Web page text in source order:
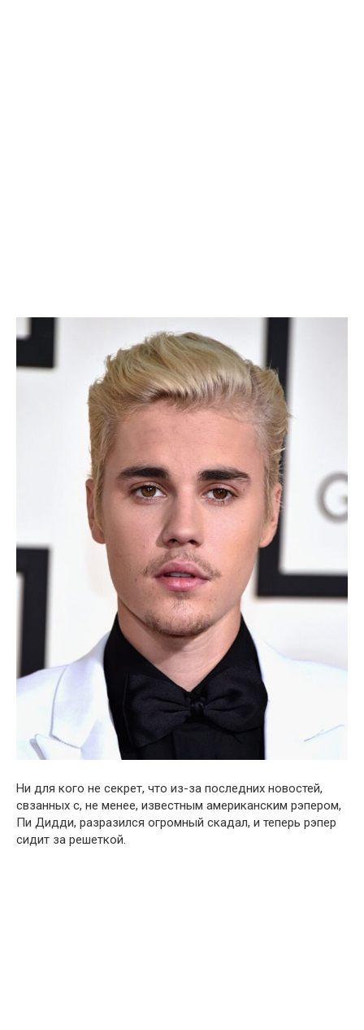
Ни для кого не секрет, что из-за последних новостей,
свзанных с, не менее, известным американским рэпером,
Пи Дидди, разразился огромный скадал, и теперь рэпер
сидит за решеткой.